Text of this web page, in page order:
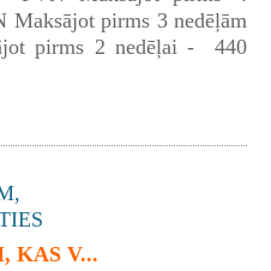
pirms 3 nedēļām
pirms 2 nedēļai - 440
KAS V...